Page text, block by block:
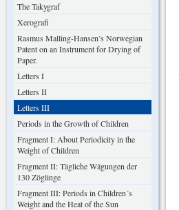
The Takygraf
Xerografi
Rasmus Malling-Hansen’s Norwegian
Patent on an Instrument for Drying of
Paper.
Letters I
Letters II
Letters III
Periods in the Growth of Children
Fragment I: About Periodicity in the
Weight of Children
Fragment II: Tägliche Wägungen der
130 Zöglinge
Fragment III: Periods in Children´s
Weight and the Heat of the Sun